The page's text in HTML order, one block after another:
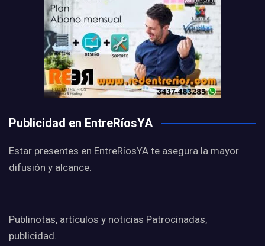
Publicidad en EntreRíosYA
Estar presentes en EntreRíosYA te asegura la mayor
difusión y alcance.
Publinotas, artículos y noticias Patrocinadas,
publicidad.